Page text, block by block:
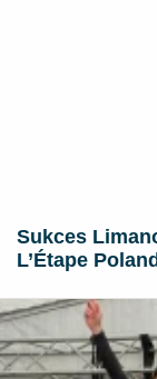
Sukces
L’Étape